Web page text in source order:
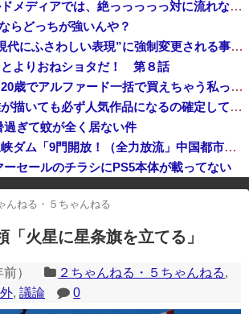
【重要】時事通信の分かりづらい記事でネット混乱！「特定技能2号に5年枠登場」を移民拡大と勘違いし反対パブコメが殺到 ※実際は3年で永住申請できた...
【熊本地震】オールドメディアでは、絶っっっっっ対に流れない動画
らどっちが強いんや？
日本の古典作品が”現代にふさわしい表現”に強制変更される事態が進行中、今の価値観に照らせば……
よりおねショタだ！ 第８話
インフルエンサー「20歳でアルファード一括で買えちゃう私って素敵」
三国志の漫画って誰が描いても必ず人気作品になるの確定してね？
過ぎて蚊が全く居ない件
中国「大洪水！」三峡ダム「9門開放！（全力放流」中国都市「三峡沿線の道路水没」中国政府「高速道路封鎖！」中国ダム「緊急放流に合わせて開門（土砂崩れ発生」→
ーセールのチラシにPS5本体が載ってない
表示プラグインやアドオンを利用している場合、
されなくなったり、サイト全体のレイアウトが崩れ
んねる・５ちゃんねる
「火星に星条旗を立てる」
前） ２ちゃんねる・５ちゃんねる,
, 議論 0